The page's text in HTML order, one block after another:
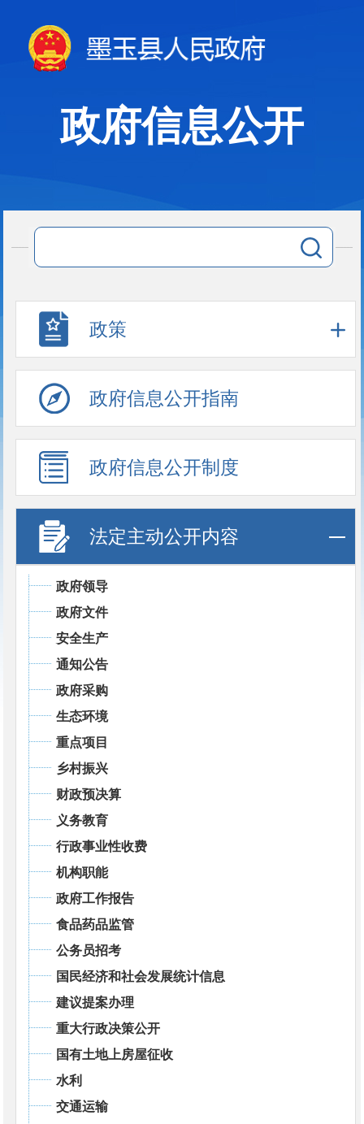
政府信息公开
政策
政府信息公开指南
政府信息公开制度
法定主动公开内容
政府领导
政府文件
安全生产
通知公告
政府采购
生态环境
重点项目
乡村振兴
财政预决算
义务教育
行政事业性收费
机构职能
政府工作报告
食品药品监管
公务员招考
国民经济和社会发展统计信息
建议提案办理
重大行政决策公开
国有土地上房屋征收
水利
交通运输